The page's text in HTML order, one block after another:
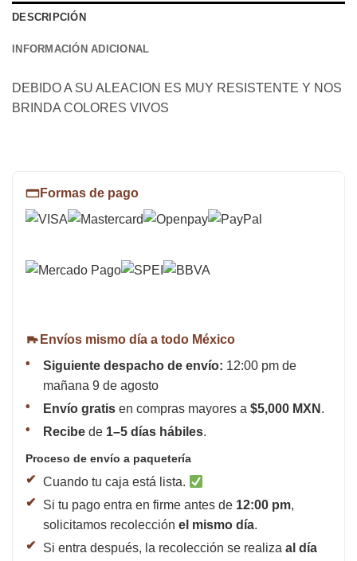
DESCRIPCIÓN
INFORMACIÓN ADICIONAL
DEBIDO A SU ALEACION ES MUY RESISTENTE Y NOS
BRINDA COLORES VIVOS
Formas de pago
Envíos mismo día a todo México
Siguiente despacho de envío: 12:00 pm de
mañana 9 de agosto
Envío gratis en compras mayores a $5,000 MXN .
Recibe de 1–5 días hábiles.
Proceso de envío a paquetería
Cuando tu caja está lista.
Si tu pago entra en firme antes de 12:00 pm,
solicitamos recolección el mismo día.
Si entra después, la recolección se realiza al día